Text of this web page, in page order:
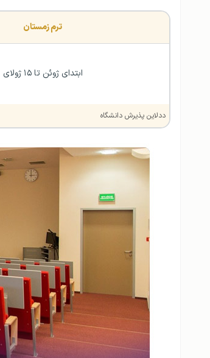
ترم زمستان
ابتدای ژوئن تا ۱۵ ژولای
ددلاین پذیرش دانشگاه